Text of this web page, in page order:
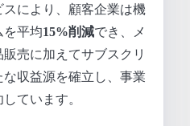
により、顧客企業は機
を平均15%削減でき、メ
売に加えてサブスクリ
収益源を確立し、事業
ています。